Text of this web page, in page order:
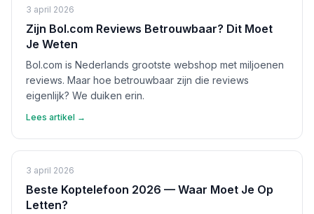
3 april 2026
Zijn Bol.com Reviews Betrouwbaar? Dit Moet
Je Weten
Bol.com is Nederlands grootste webshop met miljoenen
reviews. Maar hoe betrouwbaar zijn die reviews
eigenlijk? We duiken erin.
Lees artikel →
3 april 2026
Beste Koptelefoon 2026 — Waar Moet Je Op
Letten?